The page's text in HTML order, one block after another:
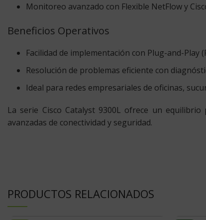
Monitoreo avanzado con Flexible NetFlow y
Beneficios Operativos
Facilidad de implementación con Plug-and-Play
Resolución de problemas eficiente con
Ideal para redes empresariales de oficinas,
La serie Cisco Catalyst 9300L ofrece un
avanzadas de conectividad y seguridad.
PRODUCTOS RELACIONADOS